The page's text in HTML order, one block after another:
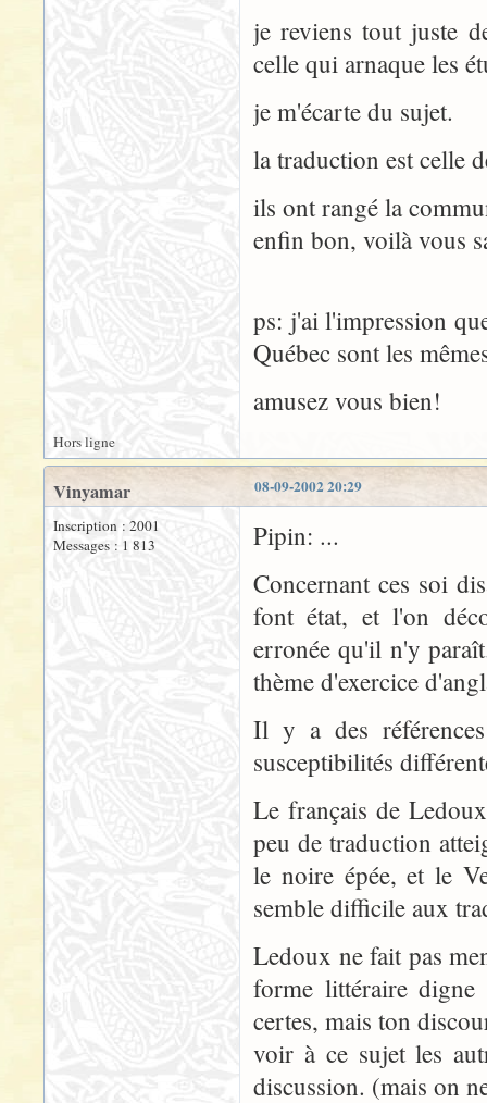
je reviens tout juste
celle qui arnaque les
je m'écarte du sujet.
la traduction est celle
ils ont rangé la
enfin bon, voilà vous
ps: j'ai l'impression
Québec sont les
amusez vous bien!
Hors ligne
08-09-2002 20:29
Vinyamar
Inscription : 2001
Messages : 1 813
Pipin: ...
Concernant ces soi
font état, et l'on
erronée qu'il n'y
thème d'exercice
Il y a des
susceptibilités
Le français de
peu de traduction
le noire épée, et le
semble difficile aux
Ledoux ne fait pas
forme littéraire
certes, mais ton
voir à ce sujet les
discussion. (mais on